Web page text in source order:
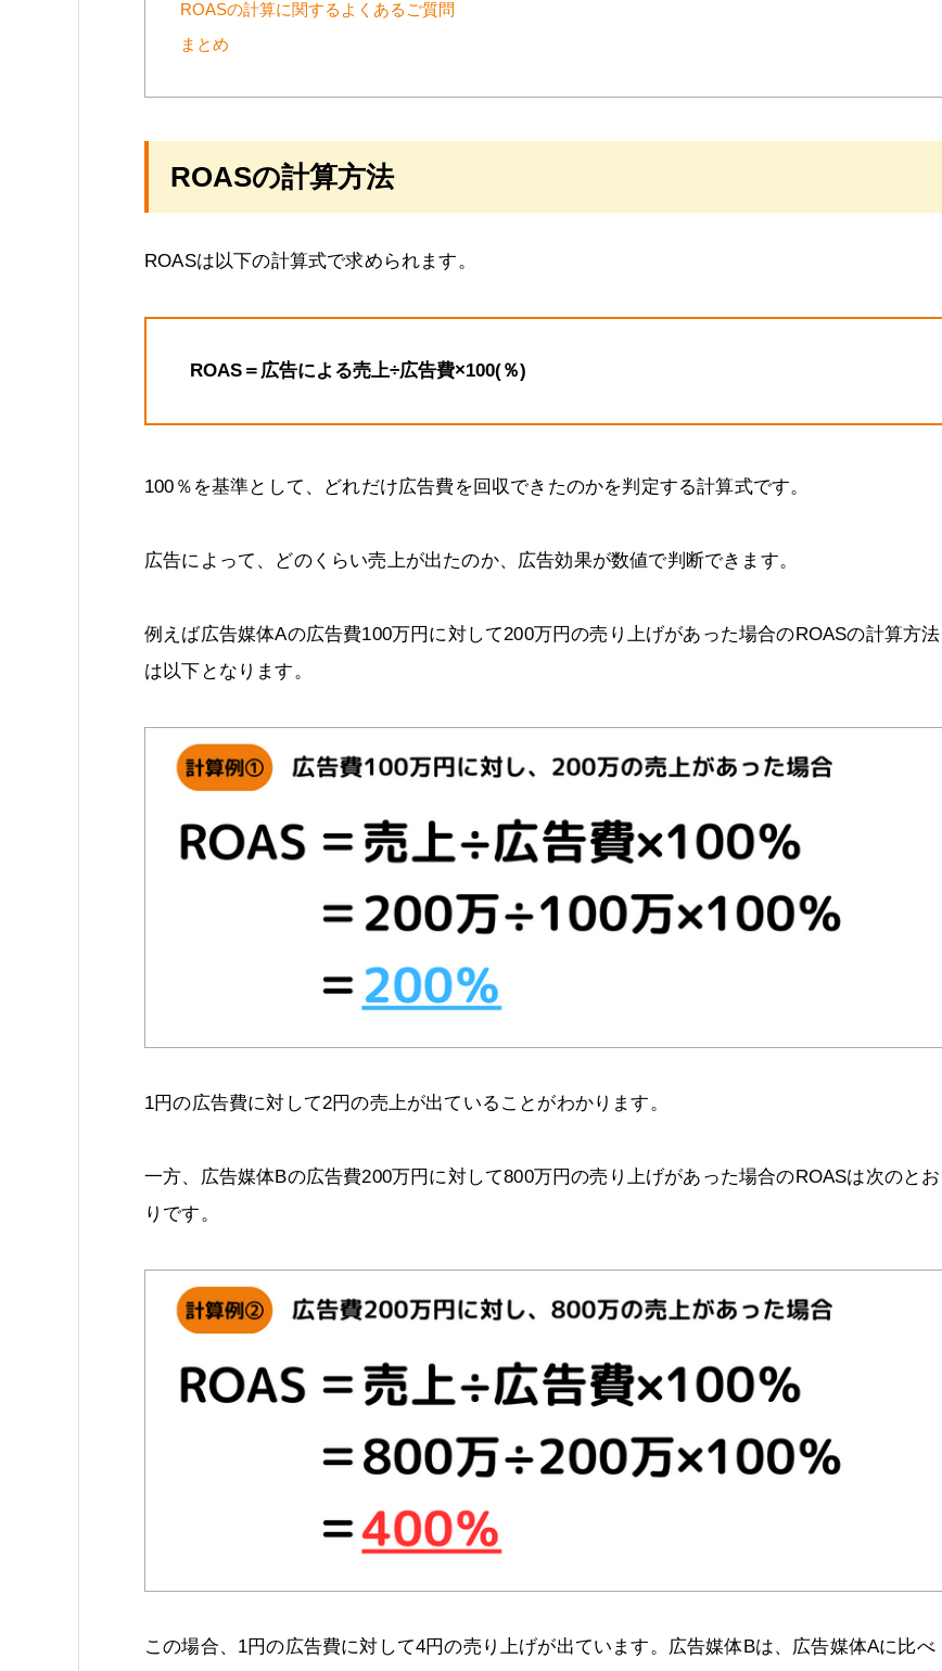
ROASの計算に関するよくあるご質問
まとめ
ROASの計算方法
ROASは以下の計算式で求められます。
ROAS＝広告による売上÷広告費×100(％)
100％を基準として、どれだけ広告費を回収できたのかを判定する計算式です。
広告によって、どのくらい売上が出たのか、広告効果が数値で判断できます。
例えば広告媒体Aの広告費100万円に対して200万円の売り上げがあった場合のROASの計算方法
は以下となります。
1円の広告費に対して2円の売上が出ていることがわかります。
一方、広告媒体Bの広告費200万円に対して800万円の売り上げがあった場合のROASは次のとお
りです。
この場合、1円の広告費に対して4円の売り上げが出ています。広告媒体Bは、広告媒体Aに比べ